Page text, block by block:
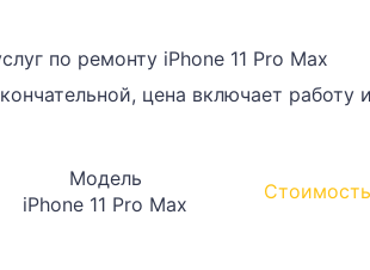
по ремонту iPhone 11 Pro Max
цена включает работу
Модель
iPhone 11 Pro Max
Стоимость